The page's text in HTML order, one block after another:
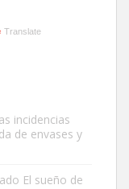
de la zona los
Translate
incidencias
de envases y
El sueño de